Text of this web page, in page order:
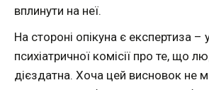
вплинути на неї.
На стороні опікуна є експертиза –
психіатричної комісії про те, що
дієздатна. Хоча цей висновок не